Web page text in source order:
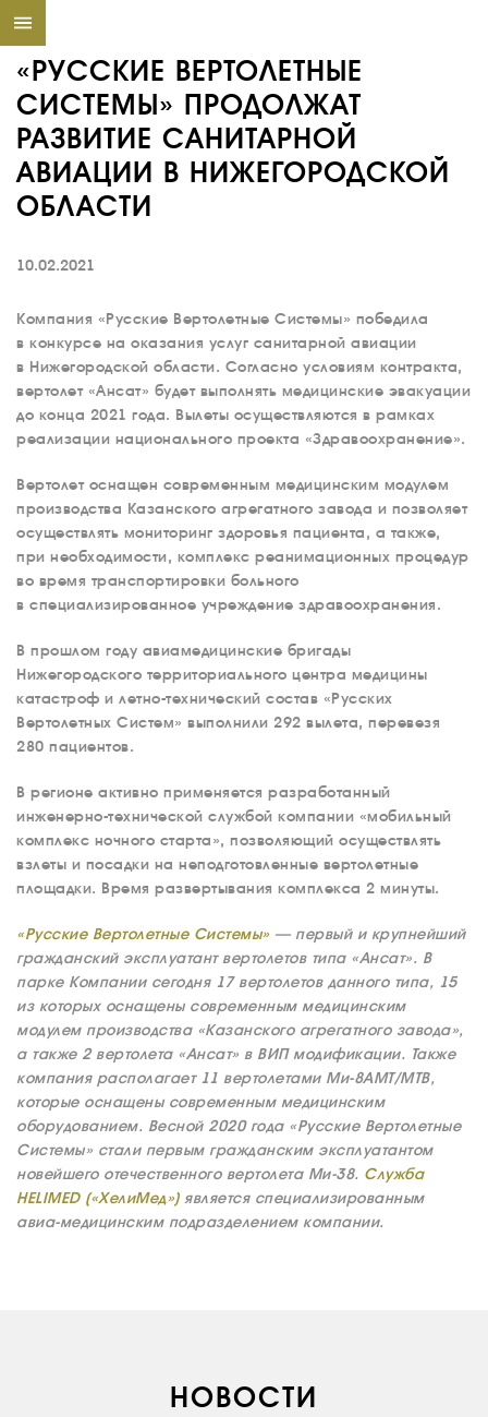
«РУССКИЕ ВЕРТОЛЕТНЫЕ
СИСТЕМЫ» ПРОДОЛЖАТ
РАЗВИТИЕ САНИТАРНОЙ
АВИАЦИИ В НИЖЕГОРОДСКОЙ
ОБЛАСТИ
10.02.2021
Компания «Русские Вертолетные Системы» победила
в конкурсе на оказания услуг санитарной авиации
в Нижегородской области. Согласно условиям контракта,
вертолет «Ансат» будет выполнять медицинские эвакуации
до конца 2021 года. Вылеты осуществляются в рамках
реализации национального проекта «Здравоохранение».
Вертолет оснащен современным медицинским модулем
производства Казанского агрегатного завода и позволяет
осуществлять мониторинг здоровья пациента, а также,
при необходимости, комплекс реанимационных процедур
во время транспортировки больного
в специализированное учреждение здравоохранения.
В прошлом году авиамедицинские бригады
Нижегородского территориального центра медицины
катастроф и летно-технический состав «Русских
Вертолетных Систем» выполнили 292 вылета, перевезя
280 пациентов.
В регионе активно применяется разработанный
инженерно-технической службой компании «мобильный
комплекс ночного старта», позволяющий осуществлять
взлеты и посадки на неподготовленные вертолетные
площадки. Время развертывания комплекса 2 минуты.
«Русские Вертолетные Системы» — первый и крупнейший
гражданский эксплуатант вертолетов типа «Ансат». В
парке Компании сегодня 17 вертолетов данного типа, 15
из которых оснащены современным медицинским
модулем производства «Казанского агрегатного завода»,
а также 2 вертолета «Ансат» в ВИП модификации. Также
компания располагает 11 вертолетами Ми-8АМТ/МТВ,
которые оснащены современным медицинским
оборудованием. Весной 2020 года «Русские Вертолетные
Системы» стали первым гражданским эксплуатантом
новейшего отечественного вертолета Ми-38. Служба
HELIMED («ХелиМед»)является специализированным
авиа-медицинским подразделением компании.
НОВОСТИ